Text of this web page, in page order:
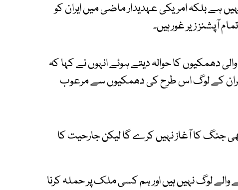
ہے بلکہ امریکی عہدیدار ماضی میں ایران کو
زیر غور ہیں۔
دھمکیوں کا حوالہ دیتے ہوئے انہوں نے کہا کہ
ایران کے لوگ اس طرح کی دھمکیوں سے مرعوب
جنگ کا آغاز نہیں کرے گا لیکن جارحیت کا
والے لوگ نہیں ہیں اور ہم کسی ملک پر حملہ کرنا